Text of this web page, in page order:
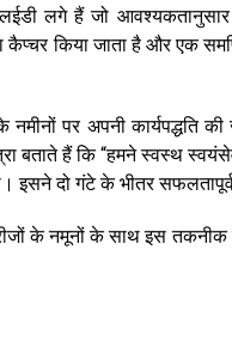
लगे हैं जो आवश्यकतानुसार
कैप्चर किया जाता है और एक
पर अपनी
बताते हैं कि “हमने स्वस्थ
इसने दो गंटे के भीतर
के नमूनों के साथ इस तकनीक